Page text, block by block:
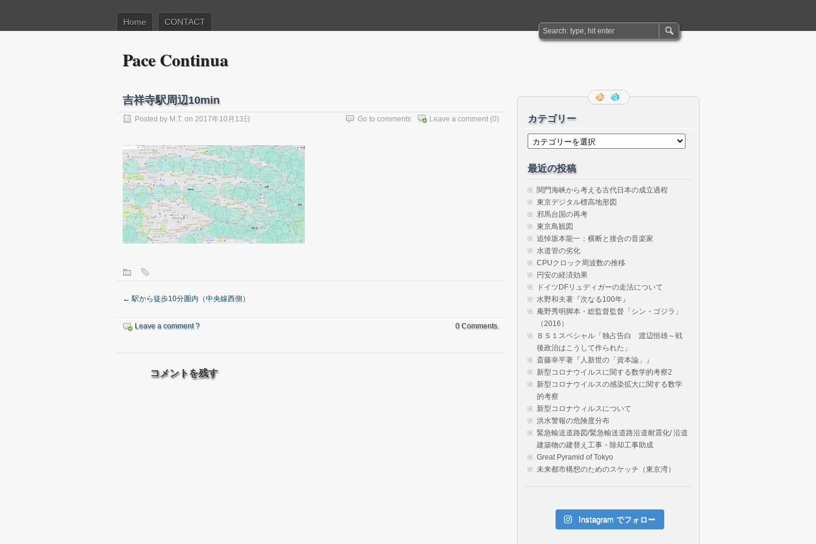
Home CONTACT
Pace Continua
吉祥寺駅周辺10min
Posted by M.T. on 2017年10月13日 Leave a comment (0)
Go to comments
← 駅から徒歩10分圏内（中央線西側）
Leave a comment ? 0 Comments.
コメントを残す
カテゴリー
カ
リ
ー
最近の投稿
関門海峡から考える古代日本の成立過程
東京デジタル標高地形図
邪馬台国の再考
東京鳥観図
追悼坂本龍一：横断と接合の音楽家
水道管の劣化
CPUクロック周波数の推移
円安の経済効果
ドイツDFリュディガーの走法について
水野和夫著『次なる100年』
庵野秀明脚本・総監督監督「シン・ゴジラ」
（2016）
ＢＳ１スペシャル「独占告白 渡辺恒雄～戦
後政治はこうして作られた」
斎藤幸平著『人新世の「資本論」』
新型コロナウイルスに関する数学的考察2
新型コロナウイルスの感染拡大に関する数学
的考察
新型コロナウィルスについて
洪水警報の危険度分布
緊急輸送道路図/緊急輸送道路沿道耐震化/ 沿道
建築物の建替え工事・除却工事助成
Great Pyramid of Tokyo
未来都市構想のためのスケッチ（東京湾）
Instagram でフォロー